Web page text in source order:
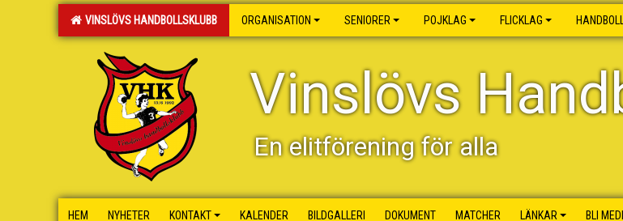
VINSLÖVS HANDBOLLSKLUBB ORGANISATION SENIORER POJKLAG FLICKLAG
Vinslövs
En elitförening för alla
HEM NYHETER KONTAKT KALENDER BILDGALLERI DOKUMENT MATCHER LÄNKAR BLI